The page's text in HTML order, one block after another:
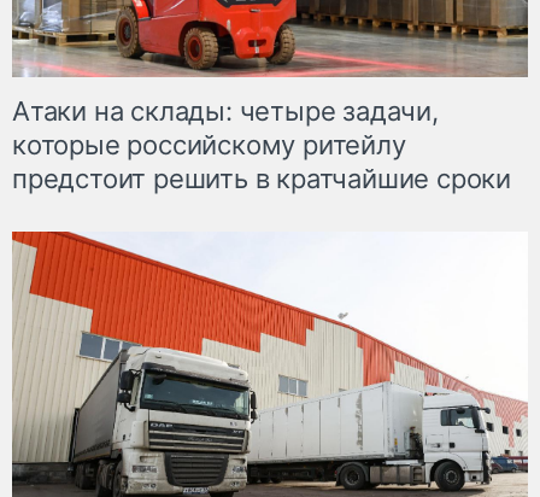
Атаки на склады: четыре задачи,
которые российскому ритейлу
предстоит решить в кратчайшие сроки